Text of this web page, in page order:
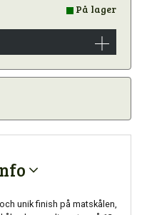
På lager
unik finish på matskålen,